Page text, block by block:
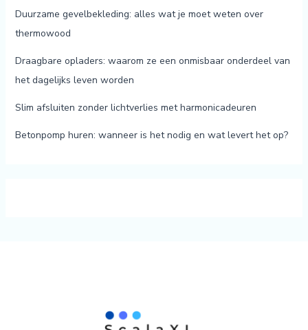
Duurzame gevelbekleding: alles wat je moet weten over
thermowood
Draagbare opladers: waarom ze een onmisbaar onderdeel van
het dagelijks leven worden
Slim afsluiten zonder lichtverlies met harmonicadeuren
Betonpomp huren: wanneer is het nodig en wat levert het op?